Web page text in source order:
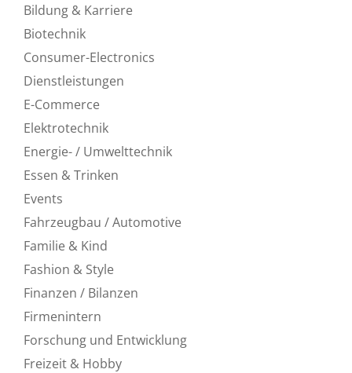
Bildung & Karriere
Biotechnik
Consumer-Electronics
Dienstleistungen
E-Commerce
Elektrotechnik
Energie- / Umwelttechnik
Essen & Trinken
Events
Fahrzeugbau / Automotive
Familie & Kind
Fashion & Style
Finanzen / Bilanzen
Firmenintern
Forschung und Entwicklung
Freizeit & Hobby